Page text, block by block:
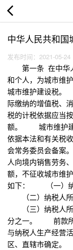
中华人民共和国
发布时间：2021-05-24
第一条 在中华人
和个人，为城市维
城市维护建设税
际缴纳的增值税
税的计税依据应当
额。 城市维护建
依据本法和有关税
会常务委员会备
人向境内销售劳务
额，不征收城市
如下： （一）纳
（二）纳税人所
（三）纳税人所
分之一。 前款所
与纳税人生产经营
区、直辖市确定